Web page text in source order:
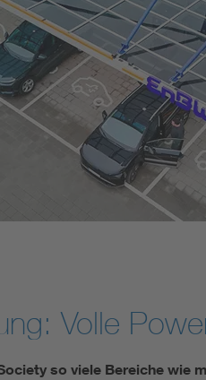
Volle
so viele Bereiche wie